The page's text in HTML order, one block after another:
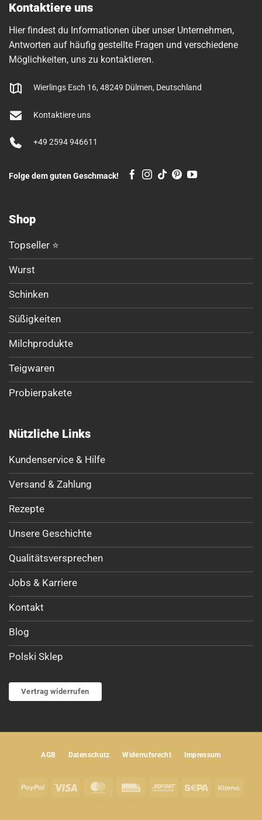
Kontaktiere uns
Hier findest du Informationen über unser Unternehmen,
Antworten auf häufig gestellte Fragen und verschiedene
Möglichkeiten, uns zu kontaktieren.
Wierlings Esch 16, 48249 Dülmen, Deutschland
Kontaktiere uns
+49 2594 946611
Folge dem guten Geschmack!
Shop
Topseller ⭐
Wurst
Schinken
Süßigkeiten
Milchprodukte
Teigwaren
Probierpakete
Nützliche Links
Kundenservice & Hilfe
Versand & Zahlung
Rezepte
Unsere Geschichte
Qualitätsversprechen
Jobs & Karriere
Kontakt
Blog
Polski Sklep
Vertrag widerrufen
AGB Datenschutz Widerrufsrecht Impressum
PayPal Visa MasterCardRechungSofort Sepa